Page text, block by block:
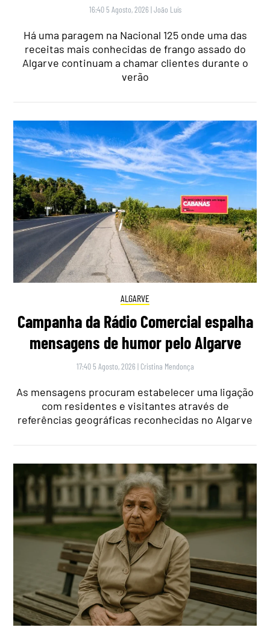
16:40 5 Agosto, 2026 |João Luís
Há uma paragem na Nacional 125 onde uma das
receitas mais conhecidas de frango assado do
Algarve continuam a chamar clientes durante o
verão
ALGARVE
Campanha da Rádio Comercial espalha
mensagens de humor pelo Algarve
17:40 5 Agosto, 2026 | Cristina Mendonça
As mensagens procuram estabelecer uma ligação
com residentes e visitantes através de
referências geográficas reconhecidas no Algarve